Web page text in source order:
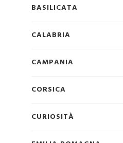
BASILICATA
CALABRIA
CAMPANIA
CORSICA
CURIOSITÀ